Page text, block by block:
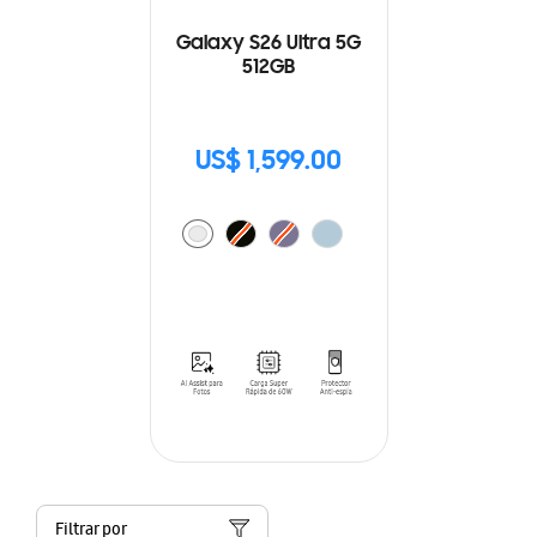
Galaxy S26 Ultra 5G
512GB
US$ 1,599.00
Filtrar por